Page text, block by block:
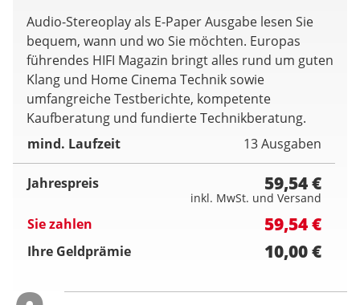
Audio-Stereoplay als E-Paper Ausgabe lesen Sie
bequem, wann und wo Sie möchten. Europas
führendes HIFI Magazin bringt alles rund um guten
Klang und Home Cinema Technik sowie
umfangreiche Testberichte, kompetente
Kaufberatung und fundierte Technikberatung.
mind. Laufzeit
13 Ausgaben
Jahrespreis 59,54 €
inkl. MwSt. und Versand
Sie zahlen 59,54 €
Ihre Geldprämie 10,00 €